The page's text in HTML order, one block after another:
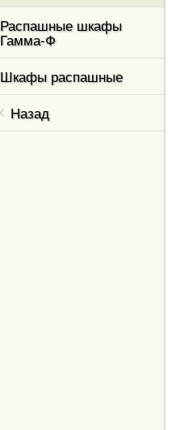
Распашные шкафы
Гамма-Ф
Шкафы распашные
Назад